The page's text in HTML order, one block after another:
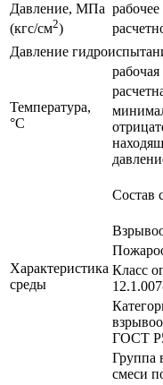
Давление, МПа
(кгс/см2)
рабочее
Давление
Температура,
°С
Характеристика
среды
Состав
Класс
ГОСТ
Группа
смеси